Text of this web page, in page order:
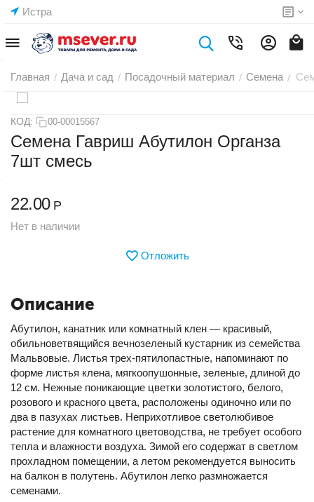
Истра
Главная / Дача и сад / Посадочный материал / Семена /
КОД: 00-00015567
Семена Гавриш Абутилон Органза
7шт смесь
22.00 Р
Нет в наличии
Отложить
Описание
Абутилон, канатник или комнатный клен — красивый,
обильноветвящийся вечнозеленый кустарник из семейства
Мальвовые. Листья трех-пятилопастные, напоминают по
форме листья клена, мягкоопушонные, зеленые, длиной до
12 см. Нежные поникающие цветки золотистого, белого,
розового и красного цвета, расположены одиночно или по
два в пазухах листьев. Неприхотливое светолюбивое
растение для комнатного цветоводства, не требует особого
тепла и влажности воздуха. Зимой его содержат в светлом
прохладном помещении, а летом рекомендуется выносить
на балкон в полутень. Абутилон легко размножается
семенами.